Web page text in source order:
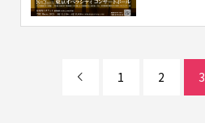
 1 2 3